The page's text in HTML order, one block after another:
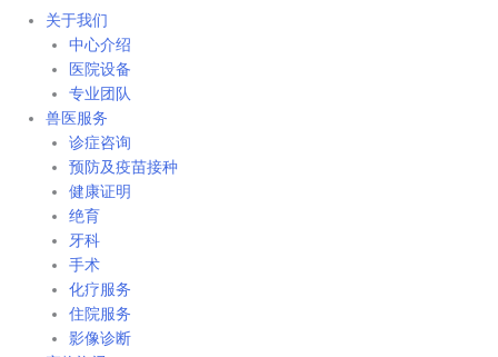
关于我们
中心介绍
医院设备
专业团队
兽医服务
诊症咨询
预防及疫苗接种
健康证明
绝育
牙科
手术
化疗服务
住院服务
影像诊断